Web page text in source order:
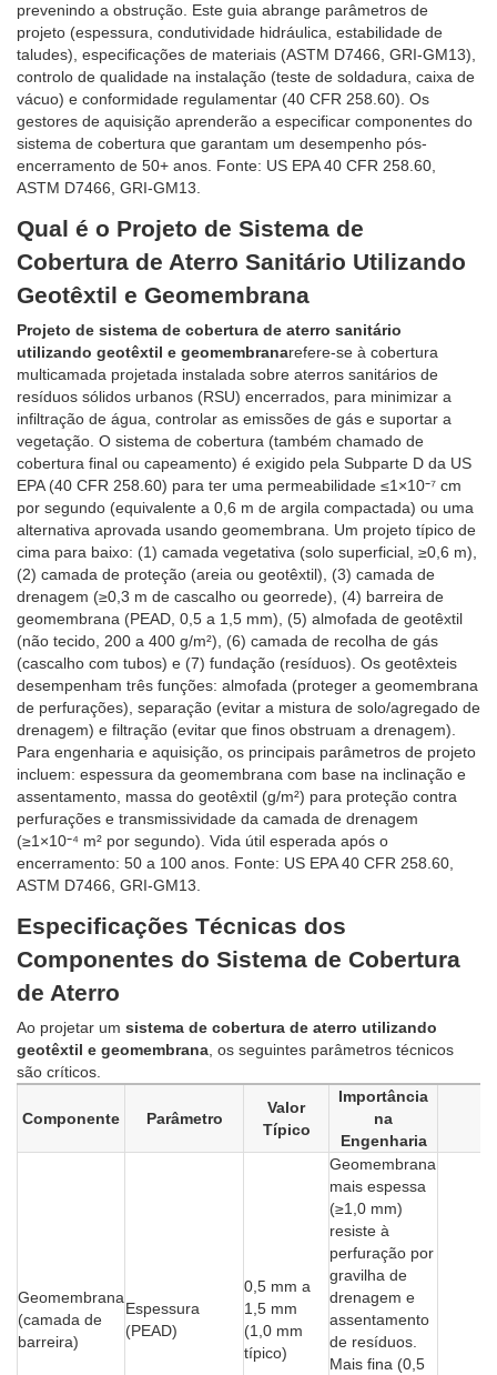
prevenindo a obstrução. Este guia abrange parâmetros de
projeto (espessura, condutividade hidráulica, estabilidade de
taludes), especificações de materiais (ASTM D7466, GRI-GM13),
controlo de qualidade na instalação (teste de soldadura, caixa de
vácuo) e conformidade regulamentar (40 CFR 258.60). Os
gestores de aquisição aprenderão a especificar componentes do
sistema de cobertura que garantam um desempenho pós-
encerramento de 50+ anos. Fonte: US EPA 40 CFR 258.60,
ASTM D7466, GRI-GM13.
Qual é o Projeto de Sistema de
Cobertura de Aterro Sanitário Utilizando
Geotêxtil e Geomembrana
Projeto de sistema de cobertura de aterro sanitário
utilizando geotêxtil e geomembranarefere-se à cobertura
multicamada projetada instalada sobre aterros sanitários de
resíduos sólidos urbanos (RSU) encerrados, para minimizar a
infiltração de água, controlar as emissões de gás e suportar a
vegetação. O sistema de cobertura (também chamado de
cobertura final ou capeamento) é exigido pela Subparte D da US
EPA (40 CFR 258.60) para ter uma permeabilidade ≤1×10⁻⁷ cm
por segundo (equivalente a 0,6 m de argila compactada) ou uma
alternativa aprovada usando geomembrana. Um projeto típico de
cima para baixo: (1) camada vegetativa (solo superficial, ≥0,6 m),
(2) camada de proteção (areia ou geotêxtil), (3) camada de
drenagem (≥0,3 m de cascalho ou georrede), (4) barreira de
geomembrana (PEAD, 0,5 a 1,5 mm), (5) almofada de geotêxtil
(não tecido, 200 a 400 g/m²), (6) camada de recolha de gás
(cascalho com tubos) e (7) fundação (resíduos). Os geotêxteis
desempenham três funções: almofada (proteger a geomembrana
de perfurações), separação (evitar a mistura de solo/agregado de
drenagem) e filtração (evitar que finos obstruam a drenagem).
Para engenharia e aquisição, os principais parâmetros de projeto
incluem: espessura da geomembrana com base na inclinação e
assentamento, massa do geotêxtil (g/m²) para proteção contra
perfurações e transmissividade da camada de drenagem
(≥1×10⁻⁴ m² por segundo). Vida útil esperada após o
encerramento: 50 a 100 anos. Fonte: US EPA 40 CFR 258.60,
ASTM D7466, GRI-GM13.
Especificações Técnicas dos
Componentes do Sistema de Cobertura
de Aterro
Ao projetar um sistema de cobertura de aterro utilizando
geotêxtil e geomembrana , os seguintes parâmetros técnicos
são críticos.
Componente Parâmetro
Valor
Típico
Importância
na
Engenharia
Geomembrana
(camada de
barreira)
Espessura
(PEAD)
0,5 mm a
1,5 mm
(1,0 mm
típico)
Geomembrana
mais espessa
(≥1,0 mm)
resiste à
perfuração por
gravilha de
drenagem e
assentamento
de resíduos.
Mais fina (0,5